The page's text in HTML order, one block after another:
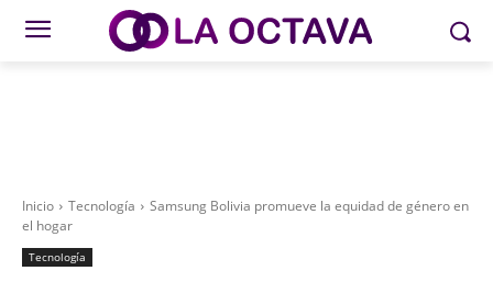
Inicio Tecnología
Samsung Bolivia promueve la equidad de género en
el hogar
Tecnología